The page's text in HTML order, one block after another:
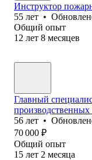
Инструктор
55 лет •
Общий опыт
12 лет 8 месяцев
Главный
56 лет •
70 000 ₽
Общий опыт
15 лет 2 месяца